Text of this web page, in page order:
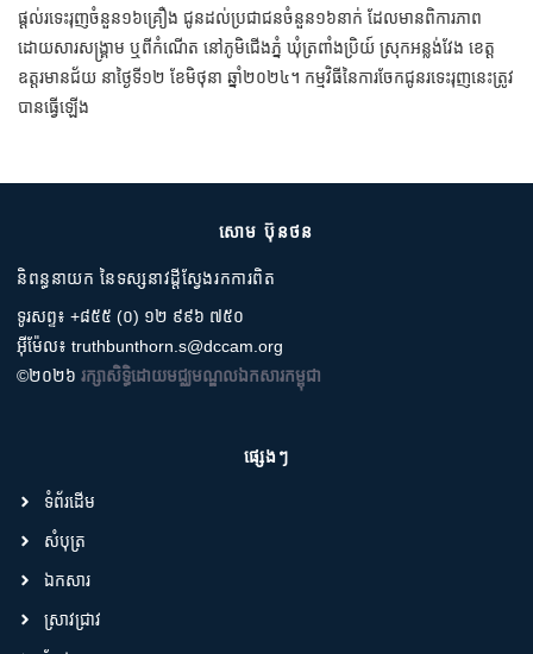
ផ្តល់រទេះរុញចំនួន១៦គ្រឿង ជូនដល់ប្រជាជនចំនួន១៦នាក់ ដែលមានពិការភាព
ដោយសារសង្រ្គាម ឬពីកំណើត នៅភូមិជើងភ្នំ ឃុំត្រពាំងប្រិយ៍ ស្រុកអន្លង់វែង ខេត្ត
ឧត្តរមានជ័យ នាថ្ងៃទី១២ ខែមិថុនា ឆ្នាំ២០២៤។ កម្មវិធីនៃការចែកជូនរទេះរុញនេះត្រូវ
បានធ្វើឡើង
សោម ប៊ុនថន
និពន្ធនាយក នៃទស្សនាវដ្តីស្វែងរកការពិត
ទូរសព្ទ៖ +៨៥៥ (០) ១២ ៩៩៦ ៧៥០
អ៊ីម៉ែល៖ truthbunthorn.s@dccam.org
©២០២៦ រក្សាសិទ្ធិដោយមជ្ឈមណ្ឌលឯកសារកម្ពុជា
ផ្សេងៗ
ទំព័រដើម
សំបុត្រ
ឯកសារ
ស្រាវជ្រាវ